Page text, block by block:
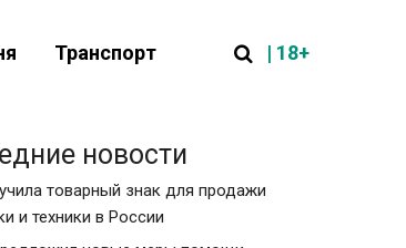
Транспорт | 18+
новости
товарный знак для продажи
и техники в России